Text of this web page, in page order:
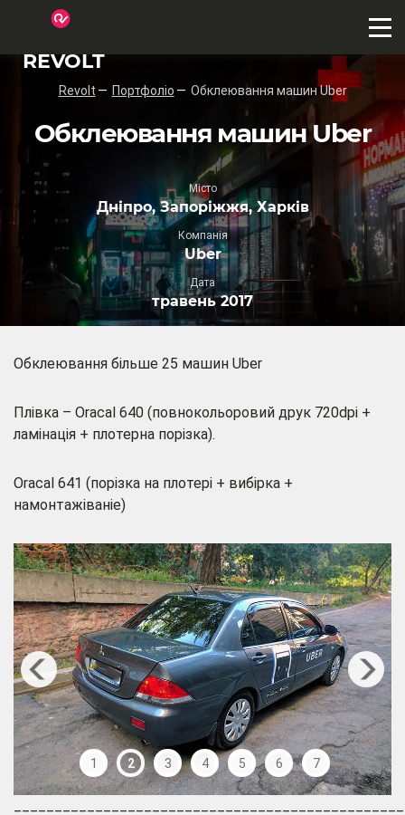
REVOLT
Revolt Портфоліо Обклеювання машин Uber
Обклеювання машин Uber
Місто
Дніпро, Запоріжжя, Харків
Компанія
Uber
Дата
травень 2017
Обклеювання більше 25 машин Uber
Плівка – Oracal 640 (повнокольоровий друк 720dpi +
ламінація + плотерна порізка).
Oracal 641 (порізка на плотері + вибірка +
намонтажіваніе)
1 2 3 4 5 6 7